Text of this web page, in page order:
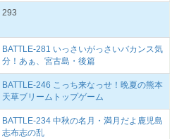
293
BATTLE-281 いっさいがっさいバカンス気
分！あぁ、宮古島・後篇
BATTLE-246 こっち来なっせ！晩夏の熊本
天草ブリームトップゲーム
BATTLE-234 中秋の名月・満月だよ鹿児島
志布志の乱